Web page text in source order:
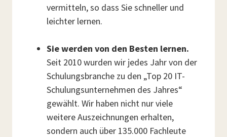
vermitteln, so dass Sie schneller und
leichter lernen.
Sie werden von den Besten lernen.
Seit 2010 wurden wir jedes Jahr von der
Schulungsbranche zu den „Top 20 IT-
Schulungsunternehmen des Jahres“
gewählt. Wir haben nicht nur viele
weitere Auszeichnungen erhalten,
sondern auch über 135.000 Fachleute